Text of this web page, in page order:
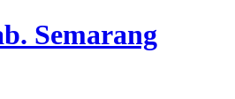
Semarang